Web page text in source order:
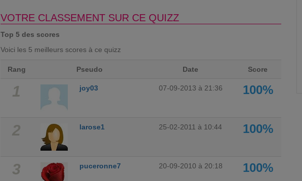
VOTRE CLASSEMENT SUR CE QUIZZ
Top 5 des scores
Voici les 5 meilleurs scores à ce quizz
Rang Pseudo Date Score
1 joy03 07-09-2013 à 21:36 100%
2 larose1 25-02-2011 à 10:44 100%
3 puceronne7 20-09-2010 à 20:18 100%